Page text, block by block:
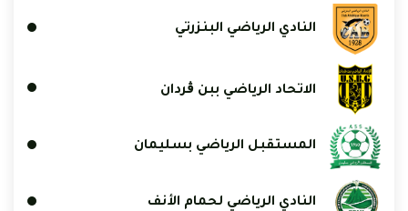
النادي الرياضي البنزرتي
الاتحاد الرياضي ببن ڨردان
المستقبل الرياضي بسليمان
النادي الرياضي لحمام الأنف